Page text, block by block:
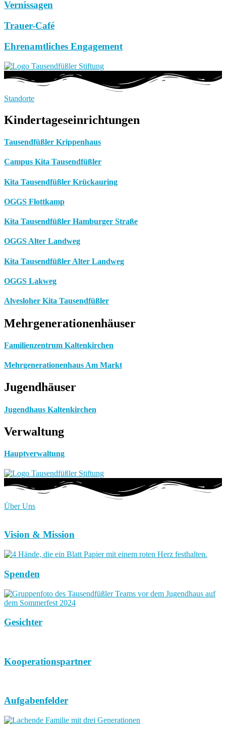
Vernissagen
Trauer-Café
Ehrenamtliches Engagement
Standorte
Kindertageseinrichtungen
Tausendfüßler Krippenhaus
Campus Kita Tausendfüßler
Kita Tausendfüßler Krückauring
OGGS Flottkamp
Kita Tausendfüßler Hamburger Straße
OGGS Alter Landweg
Kita Tausendfüßler Alter Landweg
OGGS Lakweg
Alvesloher Kita Tausendfüßler
Mehrgenerationenhäuser
Familienzentrum Kaltenkirchen
Mehrgenerationenhaus Am Markt
Jugendhäuser
Jugendhaus Kaltenkirchen
Verwaltung
Hauptverwaltung
Über Uns
Vision & Mission
Spenden
Gesichter
Kooperationspartner
Aufgabenfelder